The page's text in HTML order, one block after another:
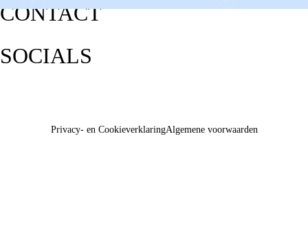
CONTACT
SOCIALS
Privacy- en CookieverklaringAlgemene voorwaarden